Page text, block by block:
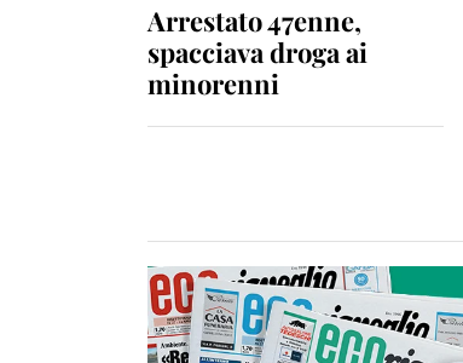
Arrestato 47enne,
spacciava droga ai
minorenni